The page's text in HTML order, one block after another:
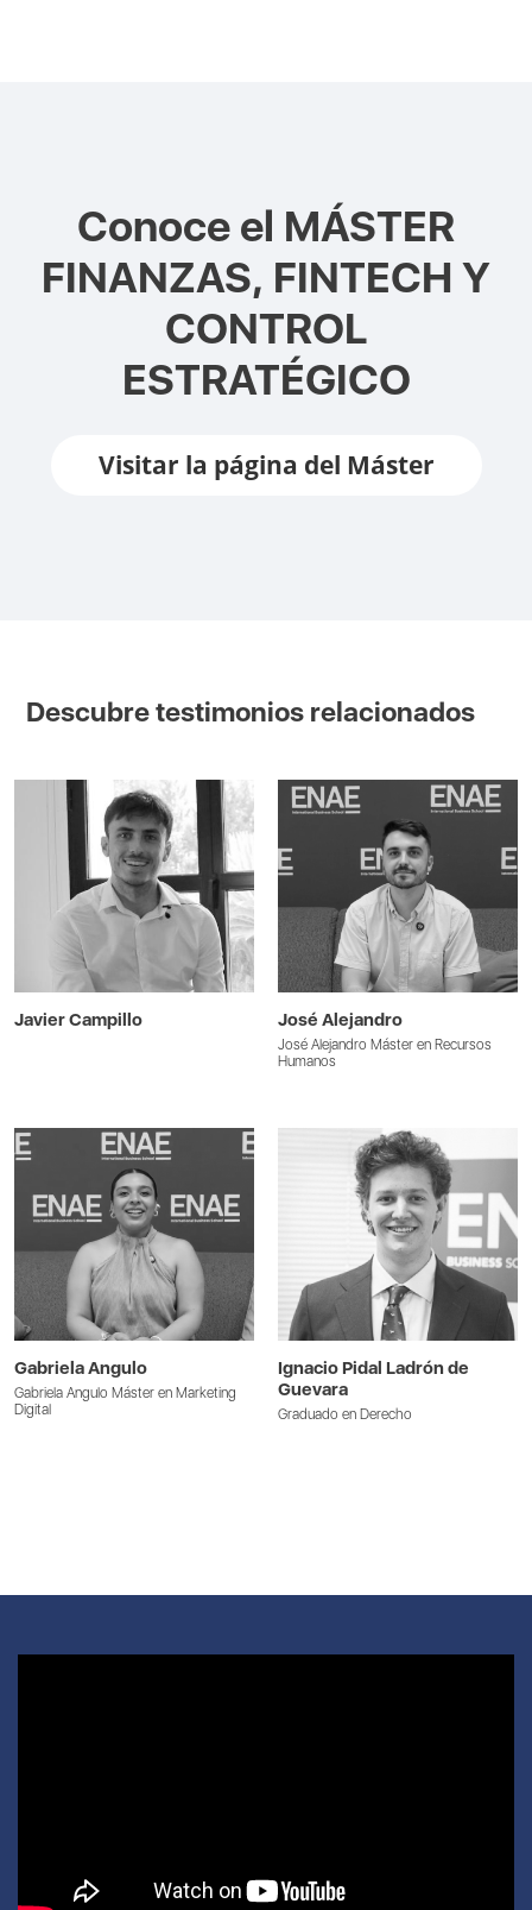
Conoce el MÁSTER
FINANZAS, FINTECH Y
CONTROL
ESTRATÉGICO
Visitar la página del Máster
Descubre testimonios relacionados
Javier Campillo José Alejandro
José Alejandro Máster en Recursos
Humanos
Gabriela Angulo
Gabriela Angulo Máster en Marketing
Digital
Ignacio Pidal Ladrón de
Guevara
Graduado en Derecho